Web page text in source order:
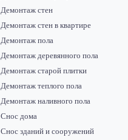
Демонтаж стен
Демонтаж стен в квартире
Демонтаж пола
Демонтаж деревянного пола
Демонтаж старой плитки
Демонтаж теплого пола
Демонтаж наливного пола
Снос дома
Снос зданий и сооружений